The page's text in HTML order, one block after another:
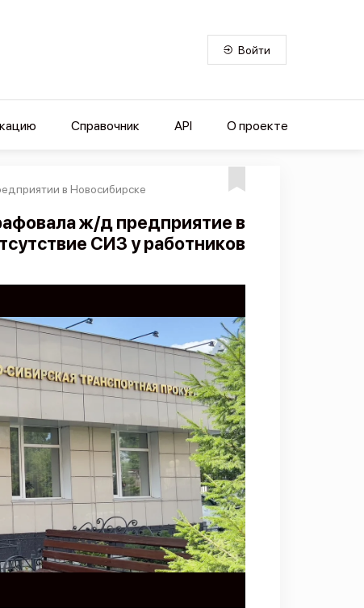
Войти
Справочник API О проекте
в Новосибирске
ж/д предприятие в
СИЗ у работников